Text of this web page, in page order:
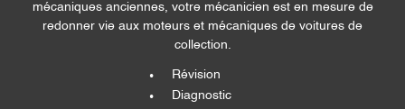
mécaniques anciennes, votre mécanicien est en mesure de
redonner vie aux moteurs et mécaniques de voitures de
collection.
Révision
Diagnostic